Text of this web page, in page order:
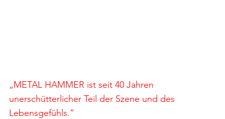
„METAL HAMMER ist seit 40 Jahren
unerschütterlicher Teil der Szene und des
Lebensgefühls.”